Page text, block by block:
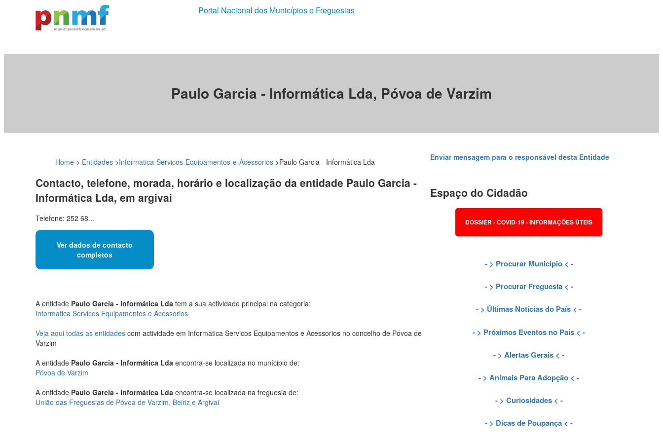
Portal Nacional dos Municípios e Freguesias
Paulo Garcia - Informática Lda, Póvoa de Varzim
Home > Entidades >Informatica-Servicos-Equipamentos-e-Acessorios >Paulo Garcia - Informática Lda
Contacto, telefone, morada, horário e localização da entidade Paulo Garcia -
Informática Lda, em argivai
Telefone: 252 68...
Ver dados de contacto
completos
A entidade Paulo Garcia - Informática Lda tem a sua actividade principal na categoria:
Informatica Servicos Equipamentos e Acessorios
Veja aqui todas as entidades com actividade em Informatica Servicos Equipamentos e Acessorios no concelho de Póvoa de
Varzim
A entidade Paulo Garcia - Informática Lda encontra-se localizada no munícipio de:
Póvoa de Varzim
A entidade Paulo Garcia - Informática Lda encontra-se localizada na freguesia de:
União das Freguesias de Póvoa de Varzim, Beiriz e Argivai
Enviar mensagem para o responsável desta Entidade
Espaço do Cidadão
DOSSIER - COVID-19 - INFORMAÇÕES ÚTEIS
- > Procurar Município< -
- > Procurar Freguesia< -
- > Últimas Notícias do País < -
- > Próximos Eventos no País < -
- > Alertas Gerais < -
- > Animais Para Adopção < -
- > Curiosidades< -
- > Dicas de Poupança < -